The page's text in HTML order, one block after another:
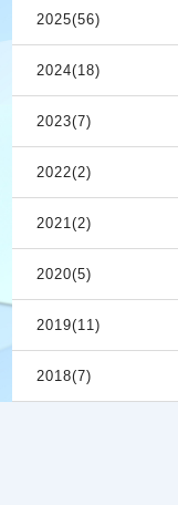
2025(56)
2024(18)
2023(7)
2022(2)
2021(2)
2020(5)
2019(11)
2018(7)